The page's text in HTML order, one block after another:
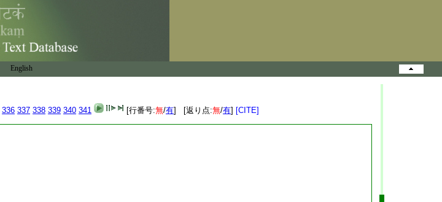
English
336 337 338 339 340 341 [行番号:無/有] [返り点:無/有] [CITE]